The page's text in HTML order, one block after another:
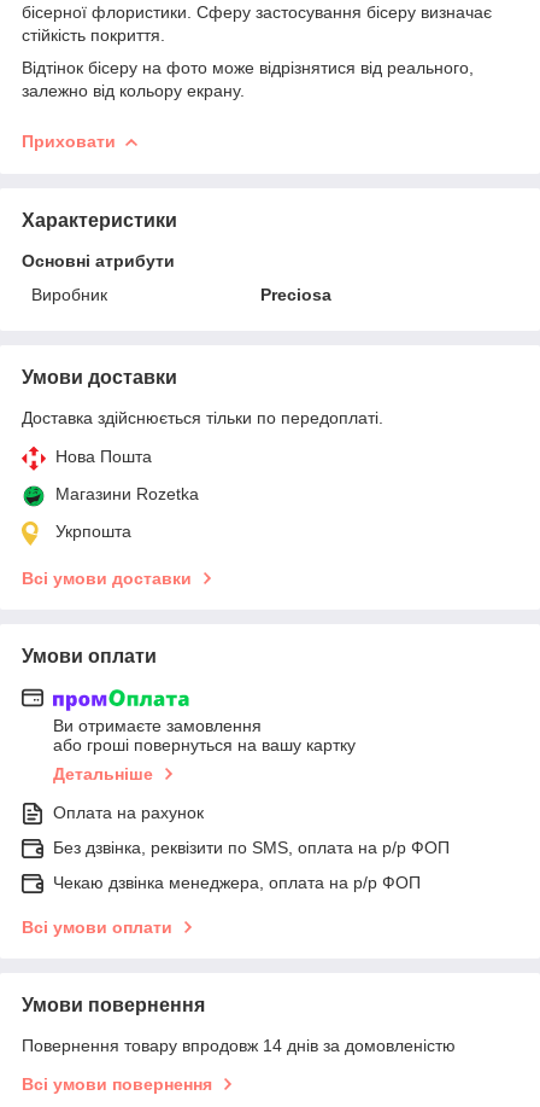
бісерної флористики. Сферу застосування бісеру визначає
стійкість покриття.
Відтінок бісеру на фото може відрізнятися від реального,
залежно від кольору екрану.
Приховати
Характеристики
Основні атрибути
Виробник
Preciosa
Умови доставки
Доставка здійснюється тільки по передоплаті.
Нова Пошта
Магазини Rozetka
Укрпошта
Всі умови доставки
Умови оплати
Ви отримаєте замовлення
або гроші повернуться на вашу картку
Детальніше
Оплата на рахунок
Без дзвінка, реквізити по SMS, оплата на р/р ФОП
Чекаю дзвінка менеджера, оплата на р/р ФОП
Всі умови оплати
Умови повернення
Повернення товару впродовж 14 днів за домовленістю
Всі умови повернення